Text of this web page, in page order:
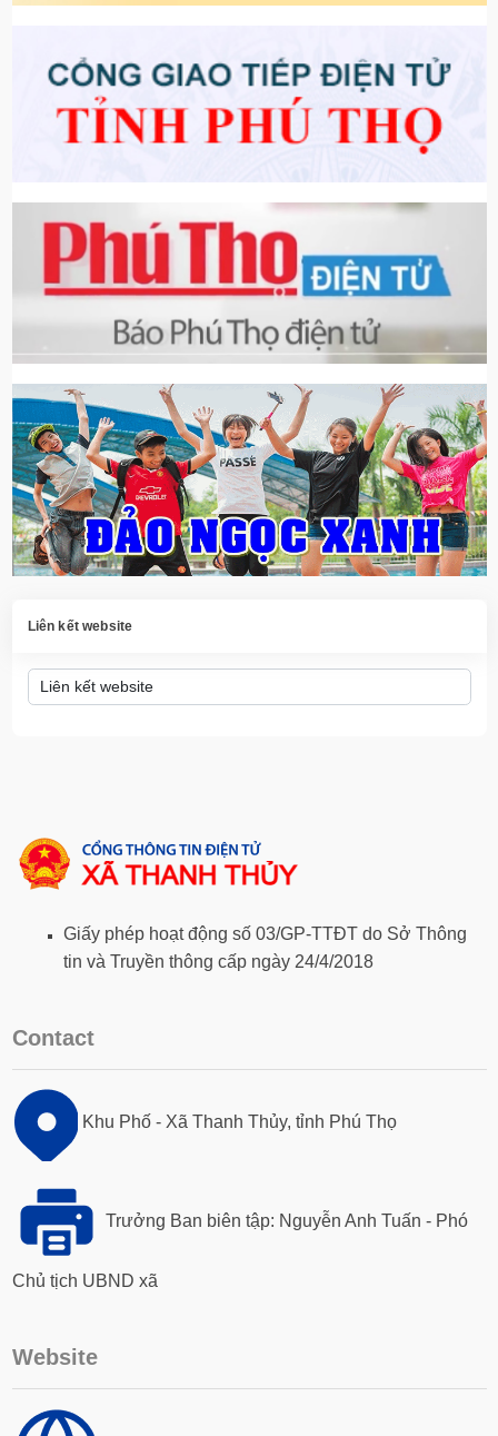
Liên kết website
Giấy phép hoạt động số 03/GP-TTĐT do Sở Thông
tin và Truyền thông cấp ngày 24/4/2018
Contact
Khu Phố - Xã Thanh Thủy, tỉnh Phú Thọ
Trưởng Ban biên tập: Nguyễn Anh Tuấn - Phó
Chủ tịch UBND xã
Website